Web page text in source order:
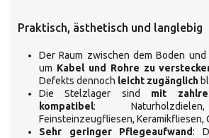
Praktisch, ästhetisch und langlebig
Der Raum zwischen dem Boden
um Kabel und Rohre zu
Defekts dennoch leicht zugänglich
Die Stelzlager sind mit
kompatibel:
Feinsteinzeugfliesen, Keramikfliesen,
Sehr geringer Pflegeaufwand: